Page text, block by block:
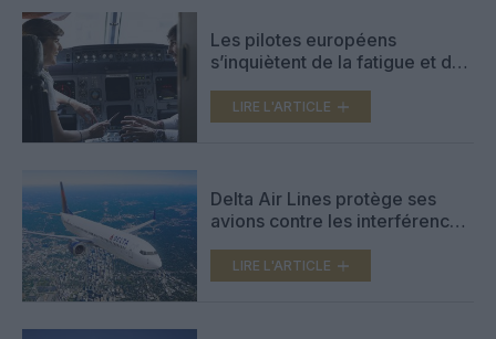
Les pilotes européens
s’inquiètent de la fatigue et des
LIRE L'ARTICLE
Delta Air Lines protège ses
avions contre les interférences
LIRE L'ARTICLE